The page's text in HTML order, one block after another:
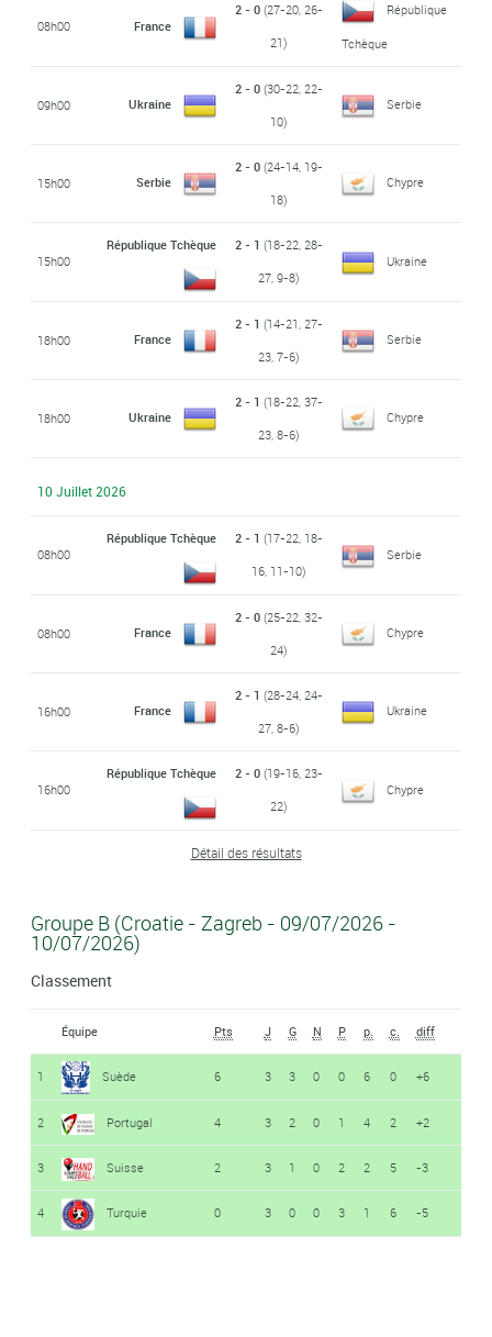
08h00 France
2 - 0(27-20, 26-
21)
République
Tchèque
09h00 Ukraine
2 - 0(30-22, 22-
10)
Serbie
15h00 Serbie
2 - 0(24-14, 19-
18)
Chypre
15h00
République Tchèque 2 - 1 (18-22, 28-
27, 9-8)
Ukraine
18h00 France
2 - 1 (14-21, 27-
23, 7-6)
Serbie
18h00 Ukraine
2 - 1 (18-22, 37-
23, 8-6)
Chypre
10 Juillet 2026
08h00
République Tchèque 2 - 1 (17-22, 18-
16, 11-10)
Serbie
08h00 France
2 - 0(25-22, 32-
24)
Chypre
16h00 France
2 - 1 (28-24, 24-
27, 8-6)
Ukraine
16h00
République Tchèque 2 - 0(19-16, 23-
22)
Chypre
Détail des résultats
Groupe B (Croatie - Zagreb - 09/07/2026 -
10/07/2026)
Classement
Équipe Pts J G N P p. c. diff
1 Suède 6 3 3 0 0 6 0 +6
2 Portugal 4 3 2 0 1 4 2 +2
3 Suisse 2 3 1 0 2 2 5 -3
4 Turquie 0 3 0 0 3 1 6 -5